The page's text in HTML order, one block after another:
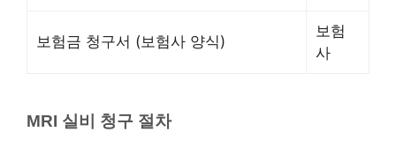
보험금 청구서 (보험사 양식)
보험
사
MRI 실비 청구 절차